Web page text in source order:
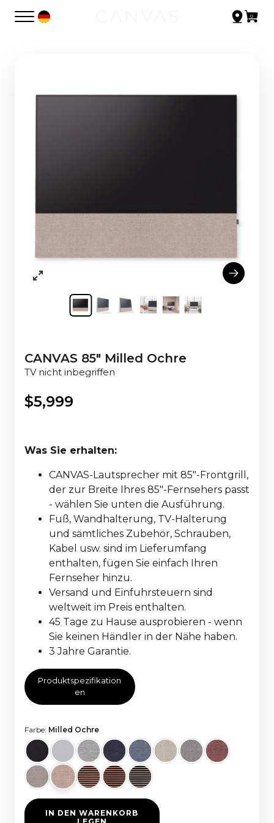
CANVAS 85" Milled Ochre
TV nicht inbegriffen
$5,999
Was Sie erhalten:
CANVAS-Lautsprecher mit 85"-Frontgrill,
der zur Breite Ihres 85"-Fernsehers passt
- wählen Sie unten die Ausführung.
Fuß, Wandhalterung, TV-Halterung
und sämtliches Zubehör, Schrauben,
Kabel usw. sind im Lieferumfang
enthalten, fügen Sie einfach Ihren
Fernseher hinzu.
Versand und Einfuhrsteuern sind
weltweit im Preis enthalten.
45 Tage zu Hause ausprobieren - wenn
Sie keinen Händler in der Nähe haben.
3 Jahre Garantie.
Produktspezifikation
en
Farbe: Milled Ochre
IN DEN WARENKORB